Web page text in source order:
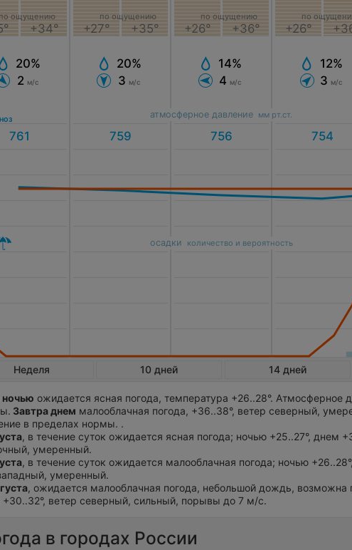
+34°
ощущению
20%
2 м/с
+27° +35°
по ощущению
20%
3 м/с
+26° +36°
по ощущению
14%
4 м/с
+26°
по
12%
3 м/с
атмосферное давление мм рт.ст.
осадки количество и вероятность
Неделя 10 дней 14 дней
ночью ожидается ясная погода, температура +26..28°. Атмосферное
Завтра днем малооблачная погода, +36..38°, ветер северный,
в пределах нормы. .
, в течение суток ожидается ясная погода; ночью +25..27°, днем
умеренный.
, в течение суток ожидается малооблачная погода; ночью
умеренный.
, ожидается малооблачная погода, небольшой дождь, возможна
ветер северный, сильный, порывы до 7 м/с.
в городах России